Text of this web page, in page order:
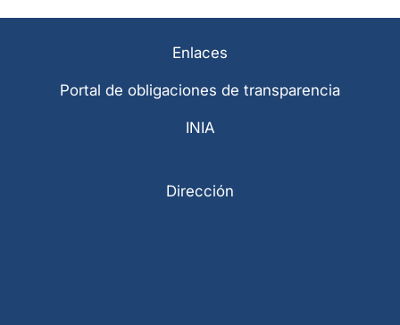
Enlaces
Portal de obligaciones de transparencia
INIA
Dirección